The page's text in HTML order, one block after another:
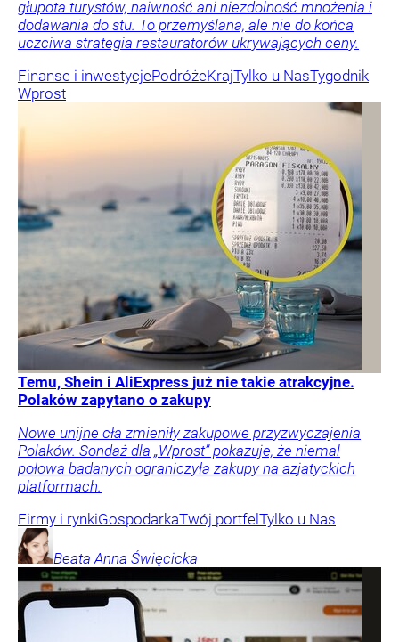
głupota turystów, naiwność ani niezdolność mnożenia i
dodawania do stu. To przemyślana, ale nie do końca
uczciwa strategia restauratorów ukrywających ceny.
Finanse i inwestycjePodróżeKrajTylko u NasTygodnik
Wprost
Temu, Shein i AliExpress już nie takie atrakcyjne.
Polaków zapytano o zakupy
Nowe unijne cła zmieniły zakupowe przyzwyczajenia
Polaków. Sondaż dla „Wprost” pokazuje, że niemal
połowa badanych ograniczyła zakupy na azjatyckich
platformach.
Firmy i rynkiGospodarkaTwój portfelTylko u Nas
Beata Anna Święcicka